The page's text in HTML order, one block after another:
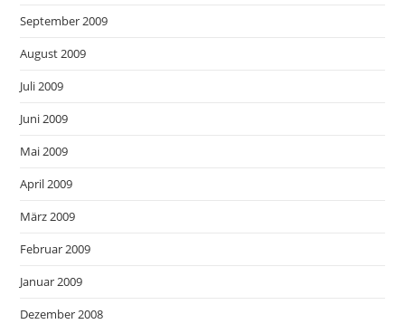
September 2009
August 2009
Juli 2009
Juni 2009
Mai 2009
April 2009
März 2009
Februar 2009
Januar 2009
Dezember 2008